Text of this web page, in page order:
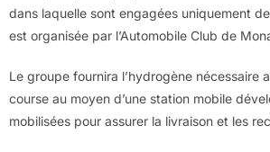
dans laquelle sont engagées uniquement
est organisée par l’Automobile Club de
Le groupe fournira l’hydrogène
course au moyen d’une station mobile
mobilisées pour assurer la livraison et les